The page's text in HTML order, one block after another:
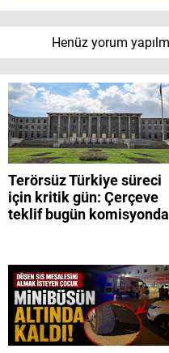
Henüz yorum
Terörsüz Türkiye süreci
için kritik gün: Çerçeve
teklif bugün komisyonda